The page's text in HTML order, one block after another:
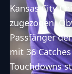
Kansas City
zugezogen.
Passfänger
mit 36
Touchdowns